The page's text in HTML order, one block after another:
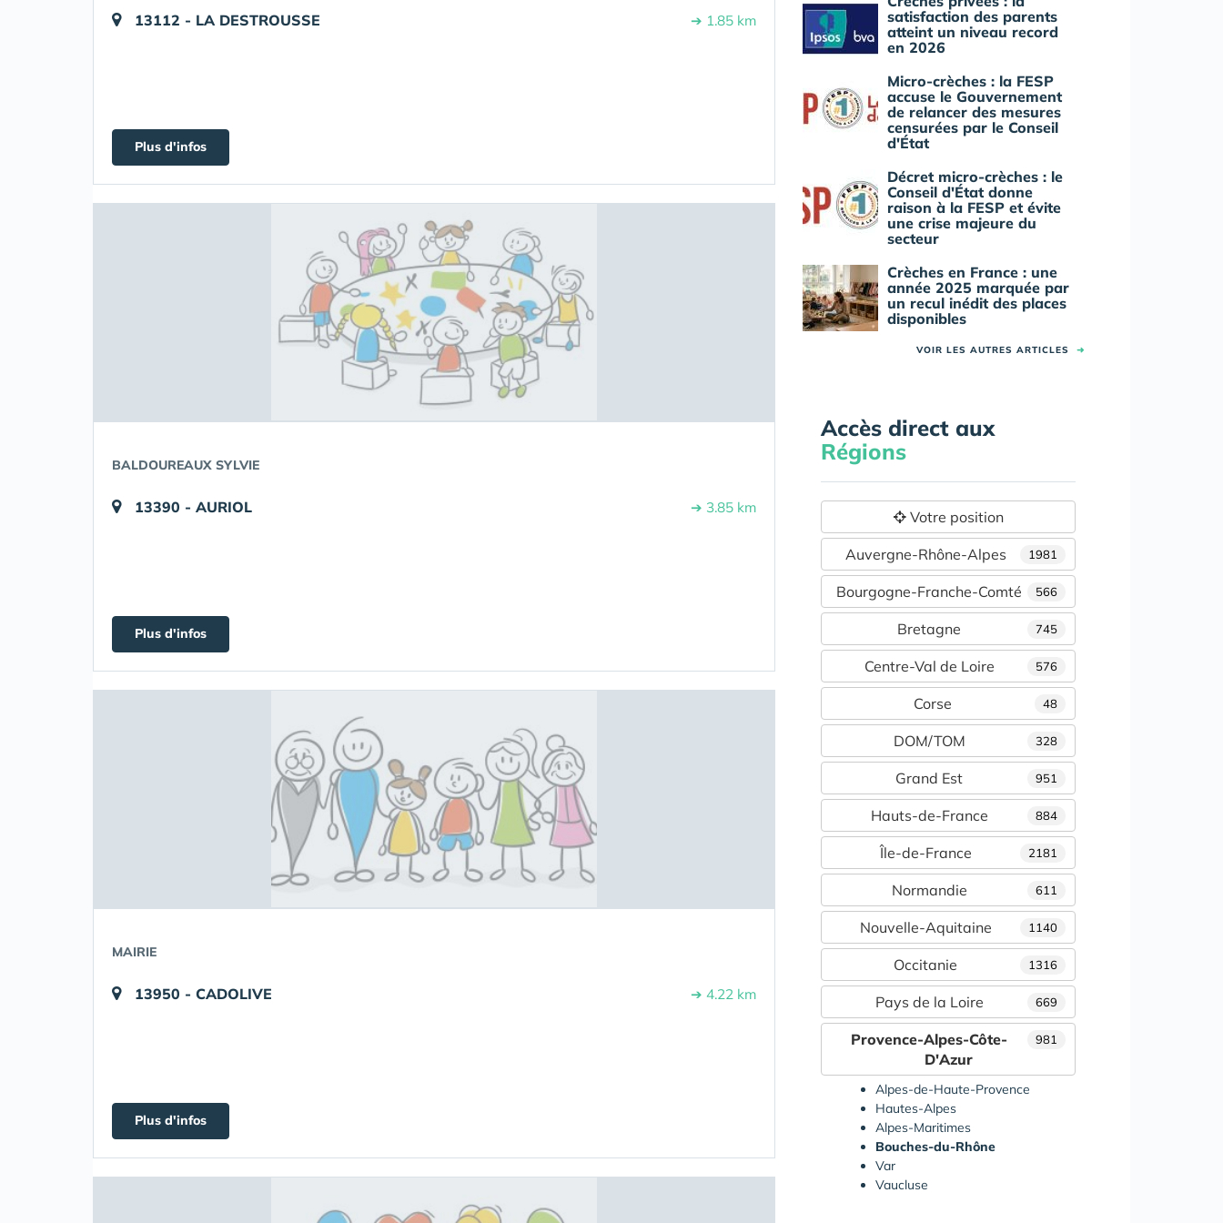
13112 - LA DESTROUSSE ➔ 1.85 km
Plus d'infos
BALDOUREAUX SYLVIE
13390 - AURIOL ➔ 3.85 km
Plus d'infos
MAIRIE
13950 - CADOLIVE ➔ 4.22 km
Plus d'infos
satisfaction des parents
atteint un niveau record
en 2026
Micro-crèches : la FESP
accuse le Gouvernement
de relancer des mesures
censurées par le Conseil
d'État
Décret micro-crèches : le
Conseil d'État donne
raison à la FESP et évite
une crise majeure du
secteur
Crèches en France : une
année 2025 marquée par
un recul inédit des places
disponibles
VOIR LES AUTRES ARTICLES ➜
Accès direct aux
Régions
Votre position
1981
Auvergne-Rhône-Alpes
566
Bourgogne-Franche-Comté
745
Bretagne
576
Centre-Val de Loire
48
Corse
328
DOM/TOM
951
Grand Est
884
Hauts-de-France
2181
Île-de-France
611
Normandie
1140
Nouvelle-Aquitaine
1316
Occitanie
669
Pays de la Loire
981
Provence-Alpes-Côte-
D'Azur
Alpes-de-Haute-Provence
Hautes-Alpes
Alpes-Maritimes
Bouches-du-Rhône
Var
Vaucluse